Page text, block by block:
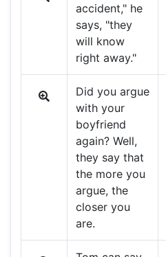
accident," he
says, "they
will know
right away."
Did you argue
with your
boyfriend
again? Well,
they say that
the more you
argue, the
closer you
are.